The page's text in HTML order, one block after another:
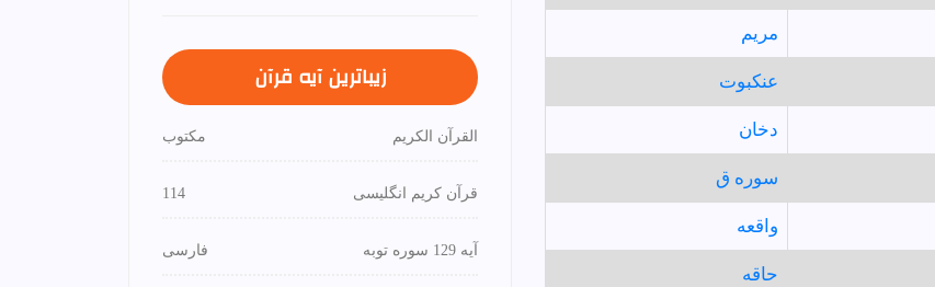
مريم
عنكبوت
دخان
سوره ق
واقعه
حاقه
زیباترین آیه قرآن
القرآن الكريم مكتوب
قرآن کریم انگلیسی 114
آیه 129 سوره توبه فارسی